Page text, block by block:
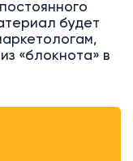
будет
«блокнота» в